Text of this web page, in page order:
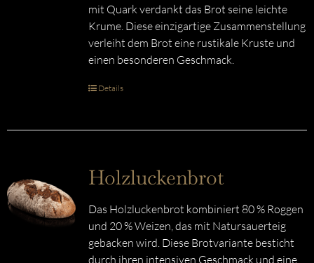
mit Quark verdankt das Brot seine leichte
Krume. Diese einzigartige Zusammenstellung
verleiht dem Brot eine rustikale Kruste und
einen besonderen Geschmack.
Details
Holzluckenbrot
Das Holzluckenbrot kombiniert 80 % Roggen
und 20 % Weizen, das mit Natursauerteig
gebacken wird. Diese Brotvariante besticht
durch ihren intensiven Geschmack und eine